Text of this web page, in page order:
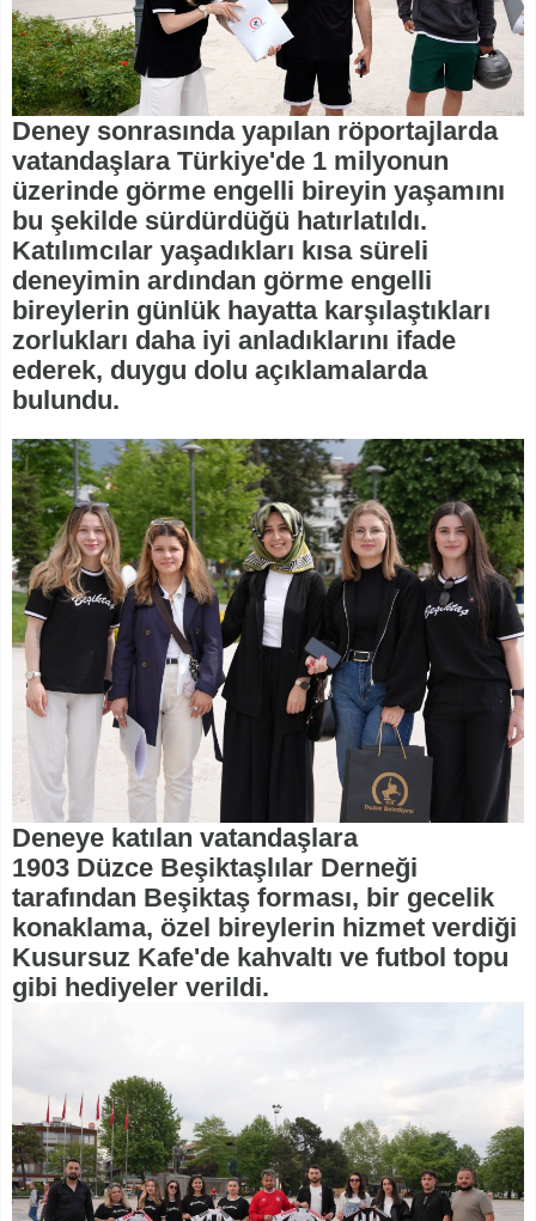
Deney sonrasında yapılan röportajlarda
vatandaşlara Türkiye'de 1 milyonun
üzerinde görme engelli bireyin yaşamını
bu şekilde sürdürdüğü hatırlatıldı.
Katılımcılar yaşadıkları kısa süreli
deneyimin ardından görme engelli
bireylerin günlük hayatta karşılaştıkları
zorlukları daha iyi anladıklarını ifade
ederek, duygu dolu açıklamalarda
bulundu.
Deneye katılan vatandaşlara
1903 Düzce Beşiktaşlılar Derneği
tarafından Beşiktaş forması, bir gecelik
konaklama, özel bireylerin hizmet verdiği
Kusursuz Kafe'de kahvaltı ve futbol topu
gibi hediyeler verildi.